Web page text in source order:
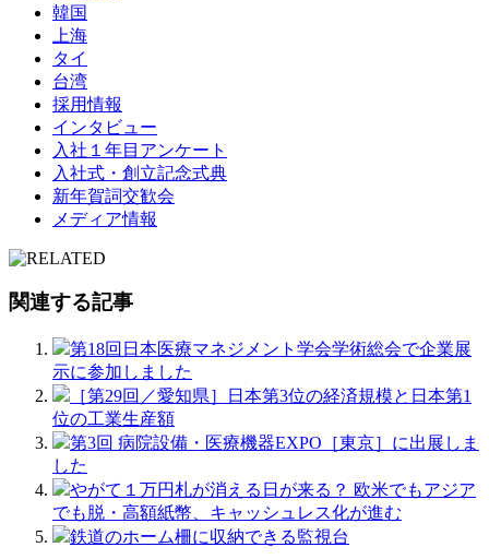
韓国
上海
タイ
台湾
採用情報
インタビュー
入社１年目アンケート
入社式・創立記念式典
新年賀詞交歓会
メディア情報
関連する記事
第18回日本医療マネジメント学会学術総会で企業展
示に参加しました
［第29回／愛知県］日本第3位の経済規模と日本第1
位の工業生産額
第3回 病院設備・医療機器EXPO［東京］に出展しま
した
やがて１万円札が消える日が来る？ 欧米でもアジア
でも脱・高額紙幣、キャッシュレス化が進む
鉄道のホーム柵に収納できる監視台